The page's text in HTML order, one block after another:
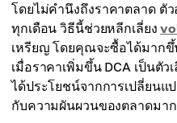
โดยไม่คำนึงถึงราคาตลาด ตั
ทุกเดือน วิธีนี้ช่วยหลีกเลี่ยง
เหรียญ โดยคุณจะซื้อได้มาก
เมื่อราคาเพิ่มขึ้น DCA เป็นตั
ได้ประโยชน์จากการเปลี่ยนแ
กับความผันผวนของตลาดมา